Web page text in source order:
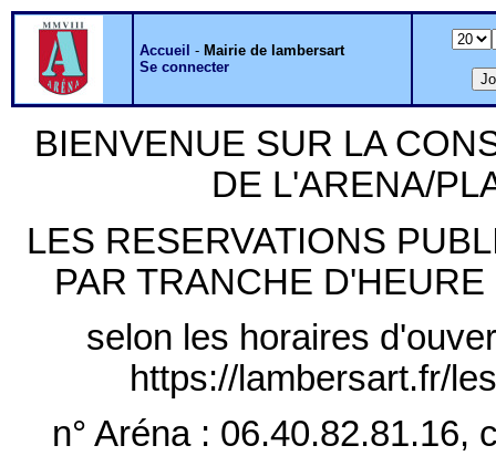
Accueil - Mairie de lambersart
Se connecter
BIENVENUE SUR LA
DE L'ARENA/
LES RESERVATIONS
PAR TRANCHE
selon les horaires
https://lambersart.fr/
n° Aréna : 06.40.82.81.16,